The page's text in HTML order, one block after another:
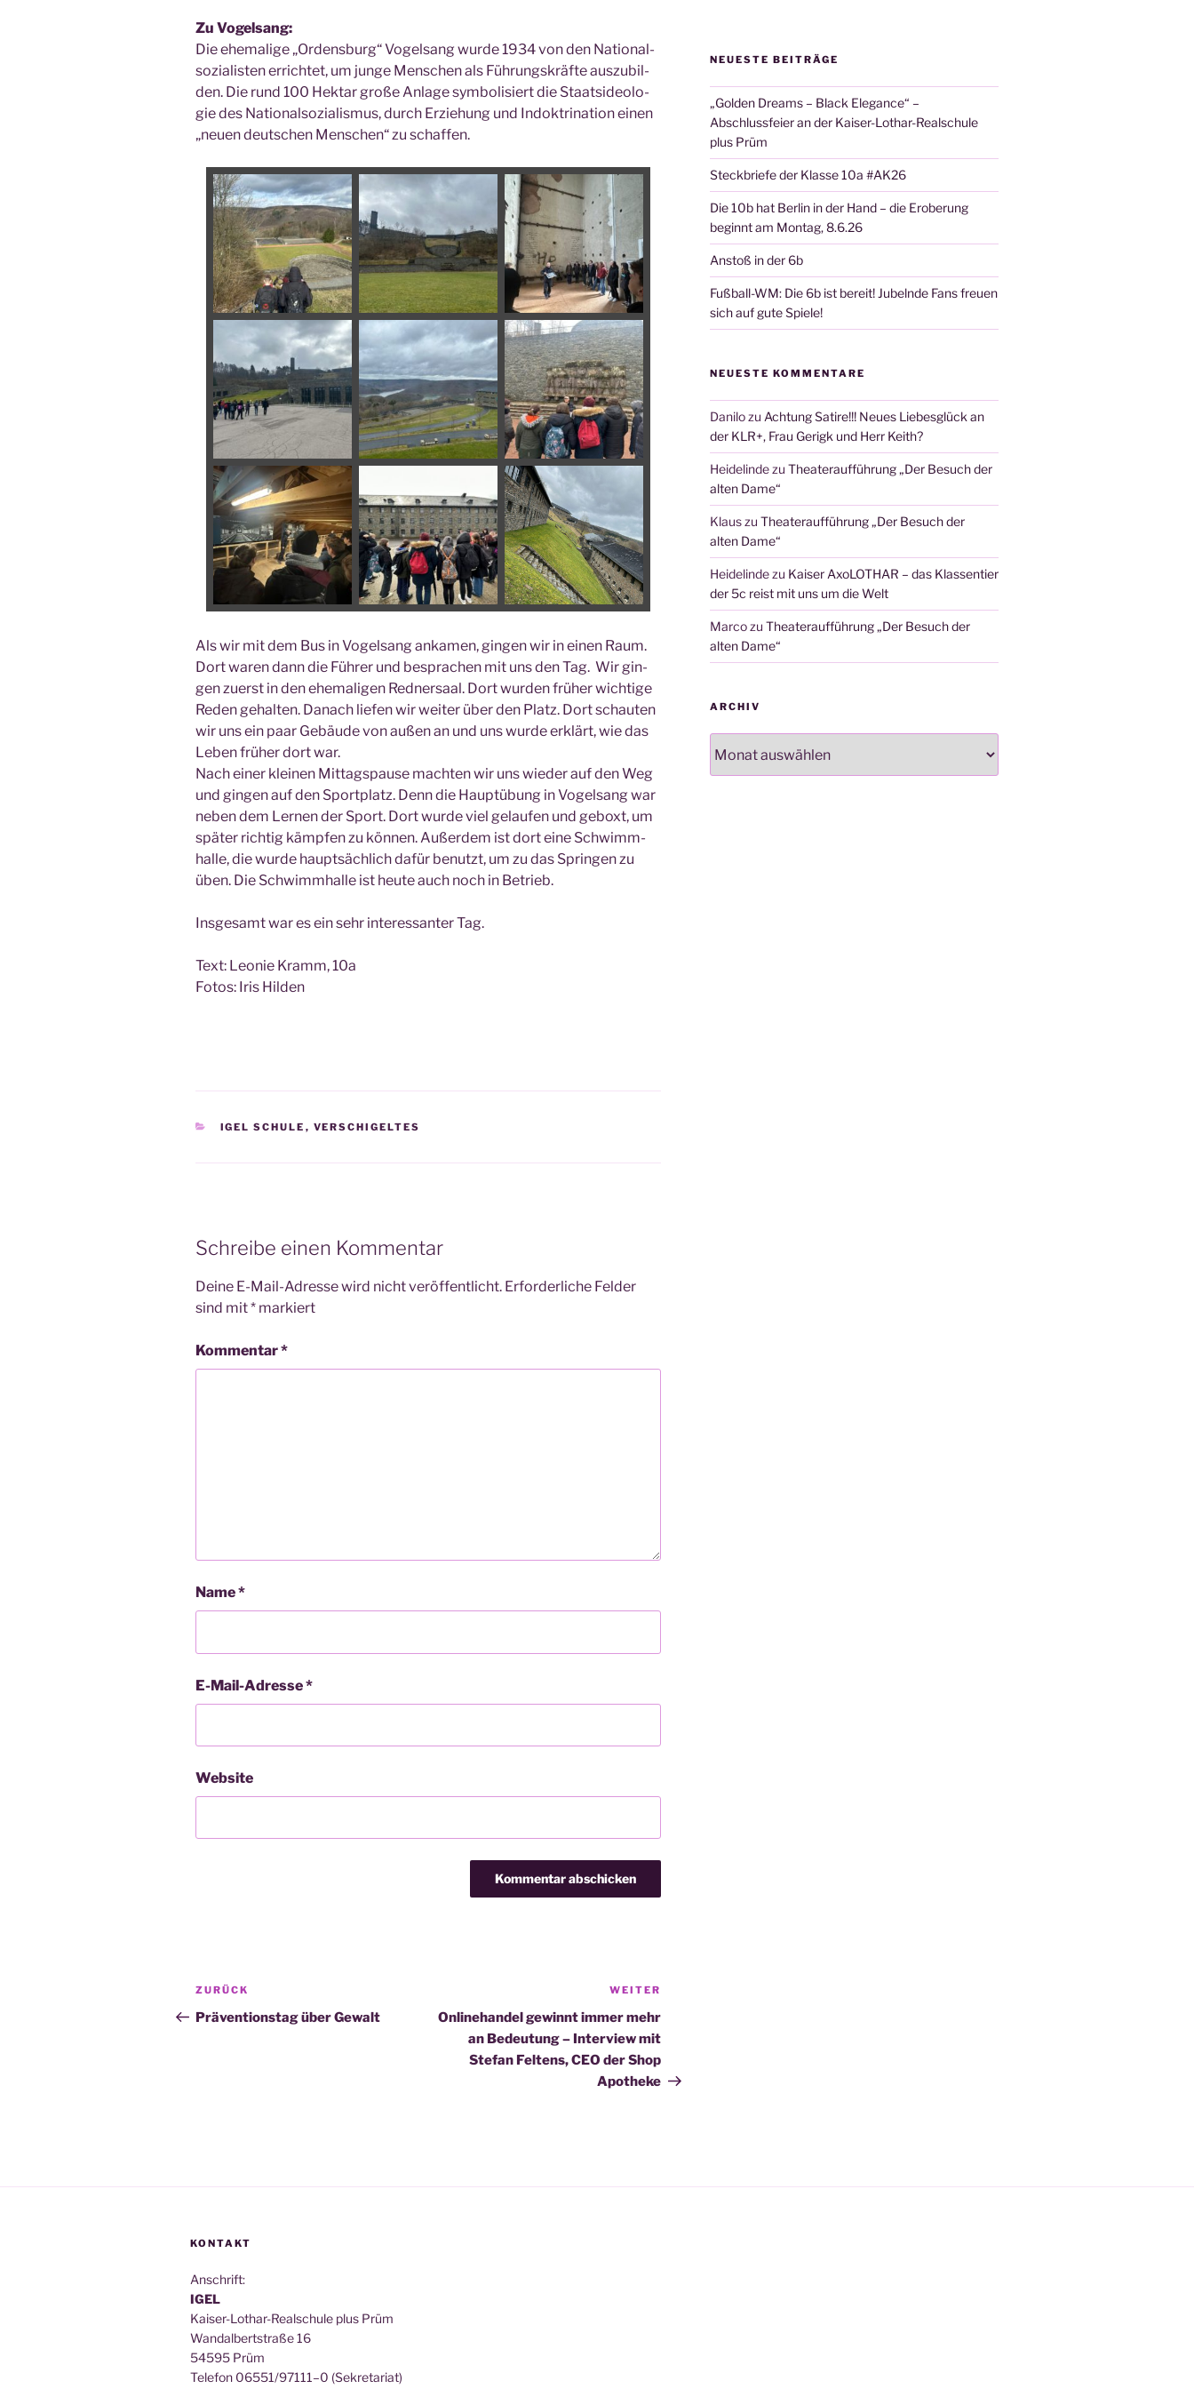
Zu Vogel­sang:
Die ehe­ma­li­ge „Ordens­burg“ Vogel­sang wur­de 1934 von den Natio­nal­
so­zia­lis­ten errich­tet, um jun­ge Men­schen als Füh­rungs­kräf­te aus­zu­bil­
den. Die rund 100 Hekt­ar gro­ße Anla­ge sym­bo­li­siert die Staats­ideo­lo­
gie des Natio­nal­so­zia­lis­mus, durch Erzie­hung und Indok­tri­na­ti­on einen
„neu­en deut­schen Men­schen“ zu schaffen.
Als wir mit dem Bus in Vogel­sang anka­men, gin­gen wir in einen Raum.
Dort waren dann die Füh­rer und bespra­chen mit uns den Tag. Wir gin­
gen zuerst in den ehe­ma­li­gen Red­ner­saal. Dort wur­den frü­her wich­ti­ge
Reden gehal­ten. Danach lie­fen wir wei­ter über den Platz. Dort schau­ten
wir uns ein paar Gebäu­de von außen an und uns wur­de erklärt, wie das
Leben frü­her dort war.
Nach einer klei­nen Mit­tags­pau­se mach­ten wir uns wie­der auf den Weg
und gin­gen auf den Sport­platz. Denn die Haupt­übung in Vogel­sang war
neben dem Ler­nen der Sport. Dort wur­de viel gelau­fen und geboxt, um
spä­ter rich­tig kämp­fen zu kön­nen. Außer­dem ist dort eine Schwimm­
hal­le, die wur­de haupt­säch­lich dafür benutzt, um zu das Sprin­gen zu
üben. Die Schwimm­hal­le ist heu­te auch noch in Betrieb.
Ins­ge­samt war es ein sehr inter­es­san­ter Tag.
Text: Leo­nie Kramm, 10a
Fotos: Iris Hilden
KATEGORIEN
IGEL SCHULE , VERSCHIGELTES
Schreibe einen Kommentar
Deine E-Mail-Adresse wird nicht veröffentlicht. Erforderliche Felder
sind mit* markiert
Kommentar*
Name*
E-Mail-Adresse*
Website
Beitragsnavigation
Vorheriger
Beitrag
ZURÜCK
Präventionstag über Gewalt
Beitrag
WEITER
Onlinehandel gewinnt immer mehr
an Bedeutung – Interview mit
Stefan Feltens, CEO der Shop
Apotheke
NEUESTE BEITRÄGE
„Golden Dreams – Black Elegance“ –
Abschlussfeier an der Kaiser-Lothar-Realschule
plus Prüm
Steckbriefe der Klasse 10a #AK26
Die 10b hat Berlin in der Hand – die Eroberung
beginnt am Montag, 8.6.26
Anstoß in der 6b
Fußball-WM: Die 6b ist bereit! Jubelnde Fans freuen
sich auf gute Spiele!
NEUESTE KOMMENTARE
Danilozu Achtung Satire!!! Neues Liebesglück an
der KLR+, Frau Gerigk und Herr Keith?
Heidelindezu Theateraufführung „Der Besuch der
alten Dame“
Klauszu Theateraufführung „Der Besuch der
alten Dame“
Heidelindezu Kaiser AxoLOTHAR – das Klassentier
der 5c reist mit uns um die Welt
Marcozu Theateraufführung „Der Besuch der
alten Dame“
ARCHIV
KONTAKT
Anschrift:
IGEL
Kai­ser-Lothar-Real­schu­le plus Prüm
Wan­dal­bert­stra­ße 16
54595 Prüm
Tele­fon 06551/97111–0 (Sekre­ta­ri­at)